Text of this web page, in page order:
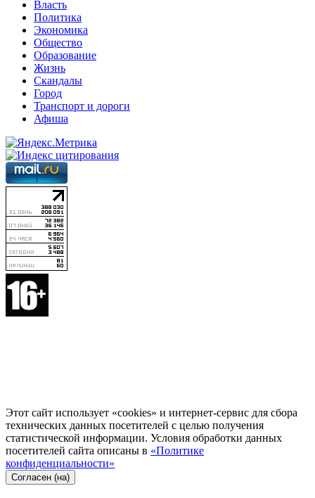
Власть
Политика
Экономика
Общество
Образование
Жизнь
Скандалы
Город
Транспорт и дороги
Афиша
Этот сайт использует «cookies» и интернет-сервис для сбора
технических данных посетителей с целью получения
статистической информации. Условия обработки данных
посетителей сайта описаны в «Политике
конфиденциальности»
Согласен (на)